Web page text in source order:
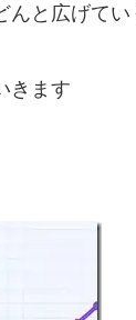
んと広げてい
きます